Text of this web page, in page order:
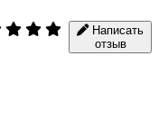
Написать
отзыв